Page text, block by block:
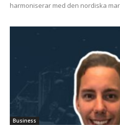
harmoniserar med den nordiska
Business